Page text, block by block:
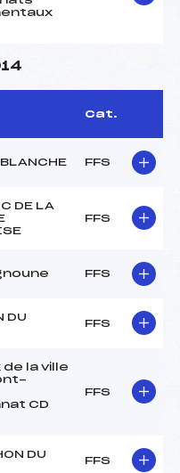
Cat.
FFS
DE LA
FFS
FFS
DU
FFS
de la ville
CD
FFS
DU
FFS